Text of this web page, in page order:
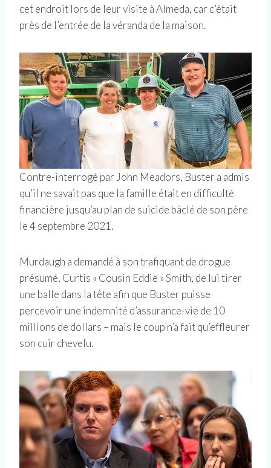
cet endroit lors de leur visite à Almeda, car c’était
près de l’entrée de la véranda de la maison.
Contre-interrogé par John Meadors, Buster a admis
qu’il ne savait pas que la famille était en difficulté
financière jusqu’au plan de suicide bâclé de son père
le 4 septembre 2021.
Murdaugh a demandé à son trafiquant de drogue
présumé, Curtis « Cousin Eddie » Smith, de lui tirer
une balle dans la tête afin que Buster puisse
percevoir une indemnité d’assurance-vie de 10
millions de dollars – mais le coup n’a fait qu’effleurer
son cuir chevelu.